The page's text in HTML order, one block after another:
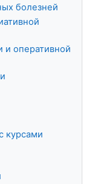
болезней
и оперативной
курсами